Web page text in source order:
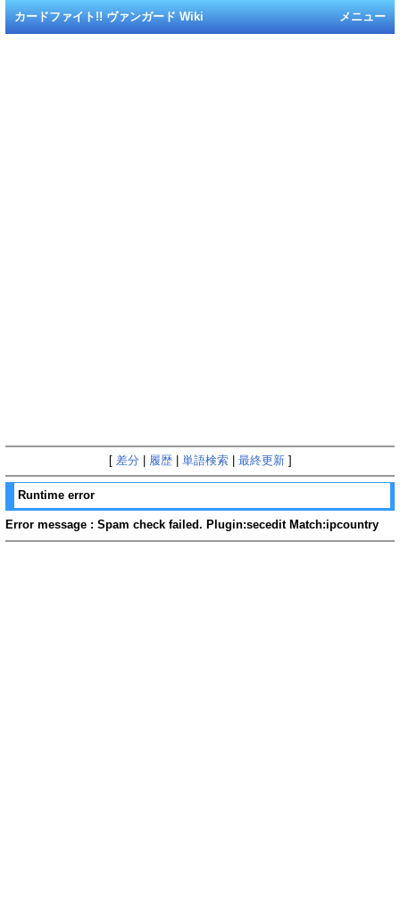
メニュー
カードファイト!! ヴァンガード Wiki
[ 差分 履歴| 単語検索| 最終更新]
Runtime error
Error message : Spam check failed. Plugin:secedit Match:ipcountry